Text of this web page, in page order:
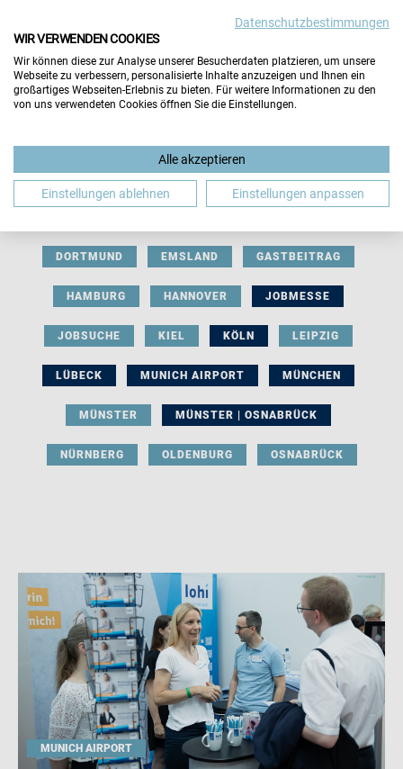
BERUFLICHE ORIENTIERUNG BEWERBUNG
DORTMUND EMSLAND GASTBEITRAG
HAMBURG HANNOVER JOBMESSE
JOBSUCHE KIEL KÖLN LEIPZIG
LÜBECK MUNICH AIRPORT MÜNCHEN
MÜNSTER MÜNSTER | OSNABRÜCK
NÜRNBERG OLDENBURG OSNABRÜCK
MUNICH AIRPORT
Datenschutzbestimmungen
WIR VERWENDEN COOKIES
Wir können diese zur Analyse unserer Besucherdaten platzieren, um unsere
Webseite zu verbessern, personalisierte Inhalte anzuzeigen und Ihnen ein
großartiges Webseiten-Erlebnis zu bieten. Für weitere Informationen zu den
von uns verwendeten Cookies öffnen Sie die Einstellungen.
Alle akzeptieren
Einstellungen ablehnen Einstellungen anpassen